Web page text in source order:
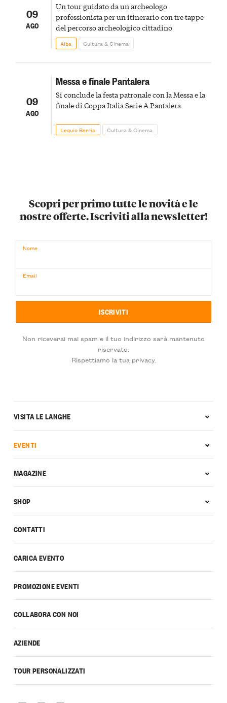
09
AGO
Un tour guidato da un archeologo
professionista per un itinerario con tre tappe
del percorso archeologico cittadino
Alba Cultura & Cinema
09
AGO
Messa e finale Pantalera
Si conclude la festa patronale con la Messa e la
finale di Coppa Italia Serie A Pantalera
Lequio Berria Cultura & Cinema
Scopri per primo tutte le novità e le
nostre offerte. Iscriviti alla newsletter!
Nome
Email
Non riceverai mai spam e il tuo indirizzo sarà mantenuto
riservato.
Rispettiamo la tua privacy.
CONTATTI
CARICA EVENTO
PROMOZIONE EVENTI
COLLABORA CON NOI
AZIENDE
TOUR PERSONALIZZATI
VISITA LE LANGHE
EVENTI
MAGAZINE
SHOP